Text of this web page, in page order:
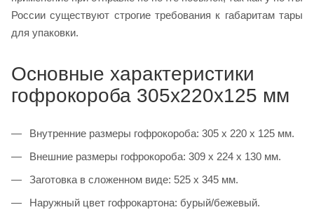
России существуют строгие требования к габаритам тары
для упаковки.
Основные характеристики
гофрокороба 305х220х125 мм
Внутренние размеры гофрокороба: 305 х 220 х 125 мм.
Внешние размеры гофрокороба: 309 х 224 х 130 мм.
Заготовка в сложенном виде: 525 х 345 мм.
Наружный цвет гофрокартона: бурый/бежевый.